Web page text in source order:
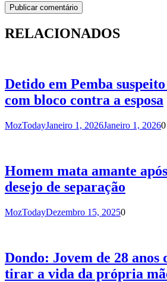
RELACIONADOS
Detido em Pemba suspeito
com bloco contra a esposa
MozTodayJaneiro 1, 2026Janeiro 1, 20260
Homem mata amante
desejo de separação
MozTodayDezembro 15, 20250
Dondo: Jovem de 28 anos
tirar a vida da própria